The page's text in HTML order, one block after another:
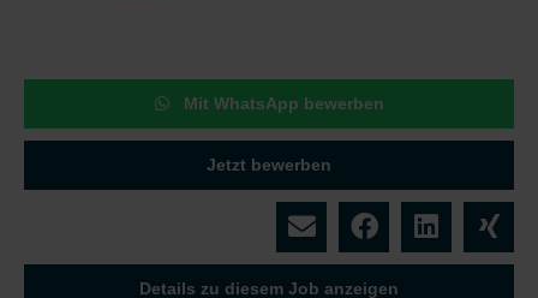
Mit WhatsApp bewerben
Jetzt bewerben
Details zu diesem Job anzeigen